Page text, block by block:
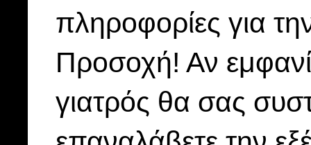
πληροφορίες για
Προσοχή! Αν
γιατρός θα σας